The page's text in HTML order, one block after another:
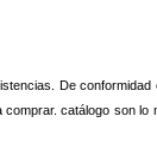
De conformidad
catálogo son lo